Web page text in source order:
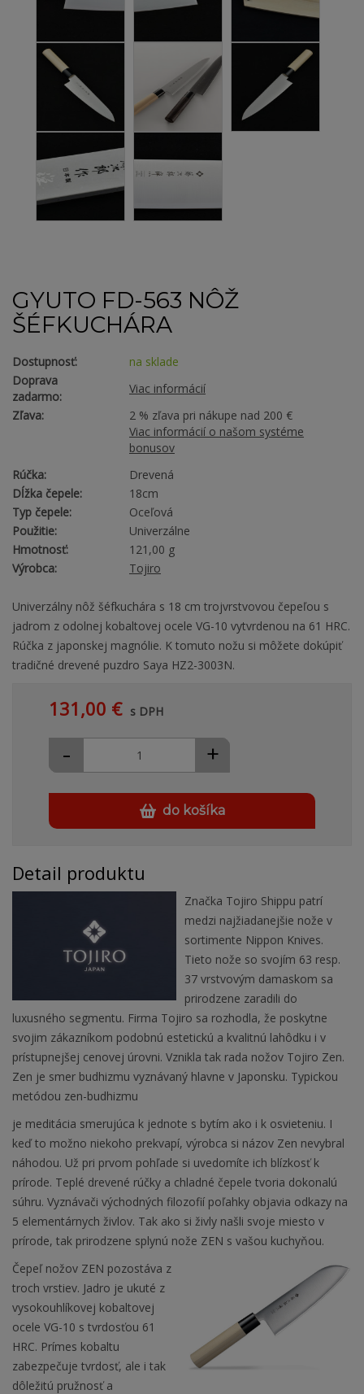
GYUTO FD-563 NÔŽ
ŠÉFKUCHÁRA
Dostupnosť:
na sklade
Doprava
zadarmo:
Viac informácií
Zľava:
2 % zľava pri nákupe nad 200 €
Viac informácií o našom systéme
bonusov
Rúčka:
Drevená
Dĺžka čepele:
18cm
Typ čepele:
Oceľová
Použitie:
Univerzálne
Hmotnosť:
121,00 g
Výrobca:
Tojiro
Univerzálny nôž šéfkuchára s 18 cm trojvrstvovou čepeľou s
jadrom z odolnej kobaltovej ocele VG-10 vytvrdenou na 61 HRC.
Rúčka z japonskej magnólie. K tomuto nožu si môžete dokúpiť
tradičné drevené puzdro Saya HZ2-3003N.
131,00 € s DPH
+
-
do košíka
Detail produktu
Značka Tojiro Shippu patrí
medzi najžiadanejšie nože v
sortimente Nippon Knives.
Tieto nože so svojím 63 resp.
37 vrstvovým damaskom sa
prirodzene zaradili do
luxusného segmentu. Firma Tojiro sa rozhodla, že poskytne
svojim zákazníkom podobnú estetickú a kvalitnú lahôdku i v
prístupnejšej cenovej úrovni. Vznikla tak rada nožov Tojiro Zen.
Zen je smer budhizmu vyznávaný hlavne v Japonsku. Typickou
metódou zen-budhizmu
je meditácia smerujúca k jednote s bytím ako i k osvieteniu. I
keď to možno niekoho prekvapí, výrobca si názov Zen nevybral
náhodou. Už pri prvom pohľade si uvedomíte ich blízkosť k
prírode. Teplé drevené rúčky a chladné čepele tvoria dokonalú
súhru. Vyznávači východných filozofií poľahky objavia odkazy na
5 elementárnych živlov. Tak ako si živly našli svoje miesto v
prírode, tak prirodzene splynú nože ZEN s vašou kuchyňou.
Čepeľ nožov ZEN pozostáva z
troch vrstiev. Jadro je ukuté z
vysokouhlíkovej kobaltovej
ocele VG-10 s tvrdosťou 61
HRC. Prímes kobaltu
zabezpečuje tvrdosť, ale i tak
dôležitú pružnosť a